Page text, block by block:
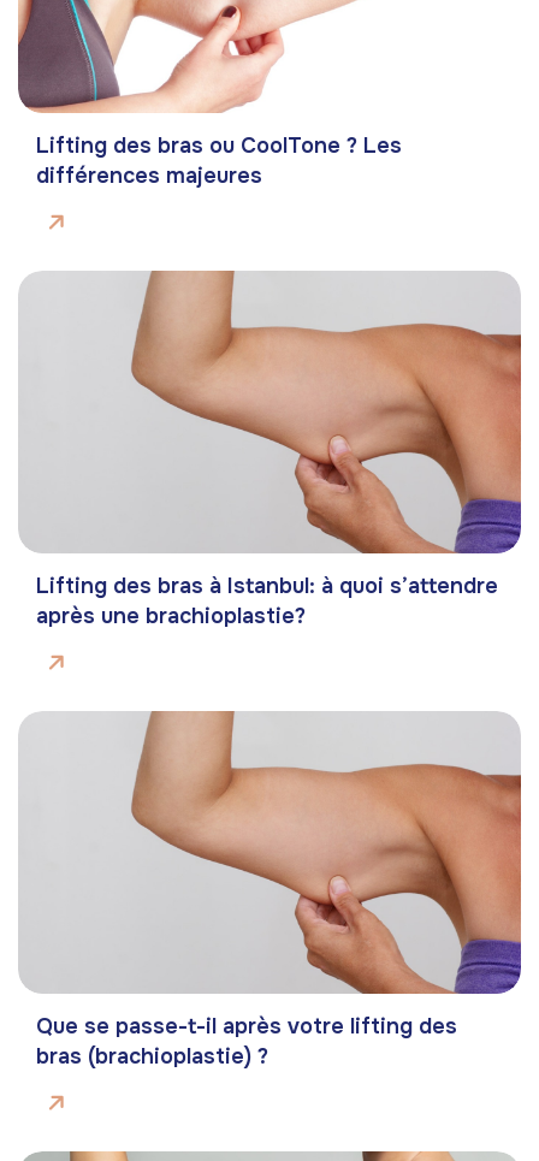
Lifting des bras ou CoolTone ? Les
différences majeures
Lifting des bras à Istanbul: à quoi s’attendre
après une brachioplastie?
Que se passe-t-il après votre lifting des
bras (brachioplastie) ?